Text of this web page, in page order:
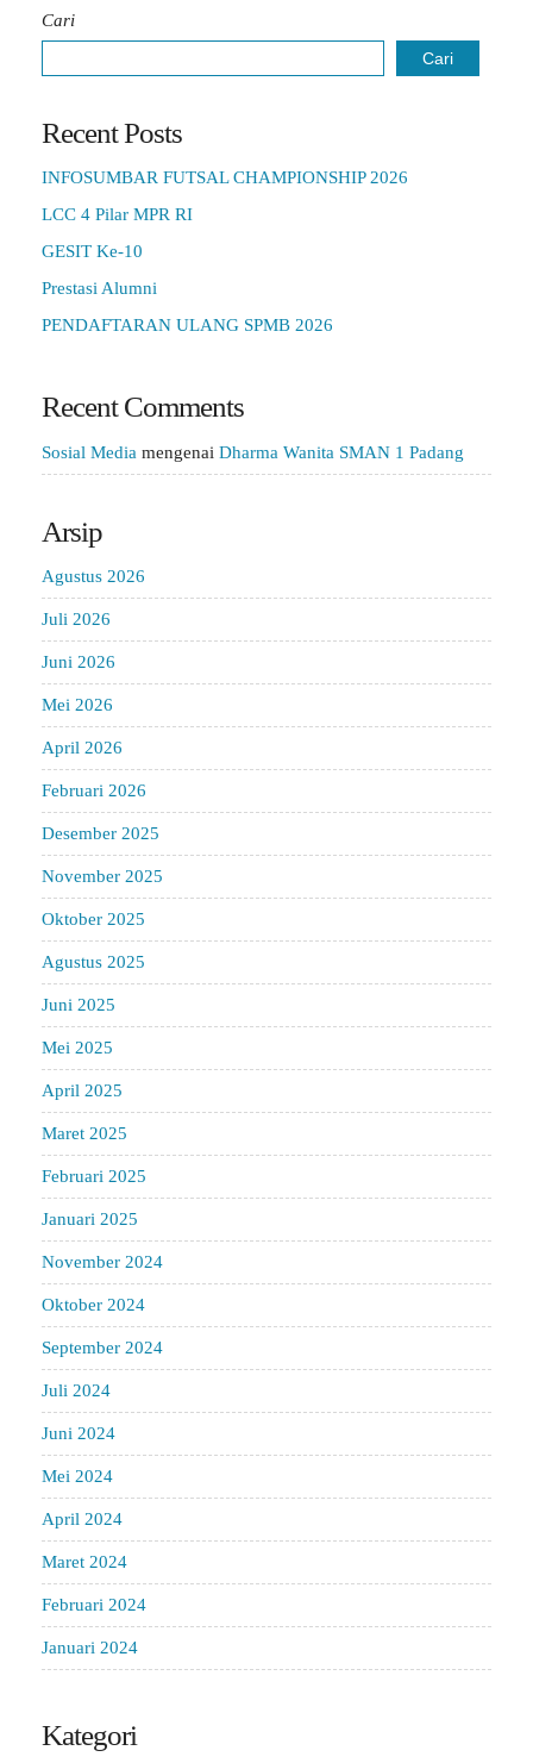
Cari
Cari
Recent Posts
INFOSUMBAR FUTSAL CHAMPIONSHIP 2026
LCC 4 Pilar MPR RI
GESIT Ke-10
Prestasi Alumni
PENDAFTARAN ULANG SPMB 2026
Recent Comments
Sosial Media mengenai Dharma Wanita SMAN 1 Padang
Arsip
Agustus 2026
Juli 2026
Juni 2026
Mei 2026
April 2026
Februari 2026
Desember 2025
November 2025
Oktober 2025
Agustus 2025
Juni 2025
Mei 2025
April 2025
Maret 2025
Februari 2025
Januari 2025
November 2024
Oktober 2024
September 2024
Juli 2024
Juni 2024
Mei 2024
April 2024
Maret 2024
Februari 2024
Januari 2024
Kategori